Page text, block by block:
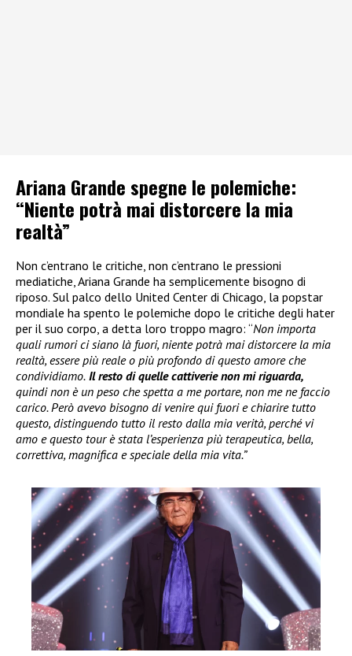
Ariana Grande spegne le polemiche:
“Niente potrà mai distorcere la mia
realtà”
Non c’entrano le critiche, non c’entrano le pressioni
mediatiche, Ariana Grande ha semplicemente bisogno di
riposo. Sul palco dello United Center di Chicago, la popstar
mondiale ha spento le polemiche dopo le critiche degli hater
per il suo corpo, a detta loro troppo magro: “Non importa
quali rumori ci siano là fuori, niente potrà mai distorcere la mia
realtà, essere più reale o più profondo di questo amore che
condividiamo. Il resto di quelle cattiverie non mi riguarda,
quindi non è un peso che spetta a me portare, non me ne faccio
carico. Però avevo bisogno di venire qui fuori e chiarire tutto
questo, distinguendo tutto il resto dalla mia verità, perché vi
amo e questo tour è stata l’esperienza più terapeutica, bella,
correttiva, magnifica e speciale della mia vita.”